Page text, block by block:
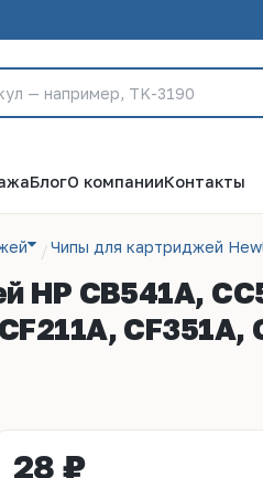
БлогО компанииКонтакты
Чипы для картриджей
CB541A,
CF351A,
28 ₽